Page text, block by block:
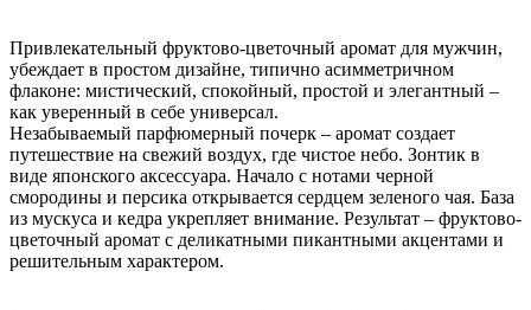
Привлекательный фруктово-цветочный аромат для мужчин,
убеждает в простом дизайне, типично асимметричном
флаконе: мистический, спокойный, простой и элегантный –
как уверенный в себе универсал.
Незабываемый парфюмерный почерк – аромат создает
путешествие на свежий воздух, где чистое небо. Зонтик в
виде японского аксессуара. Начало с нотами черной
смородины и персика открывается сердцем зеленого чая. База
из мускуса и кедра укрепляет внимание. Результат – фруктово-
цветочный аромат с деликатными пикантными акцентами и
решительным характером.